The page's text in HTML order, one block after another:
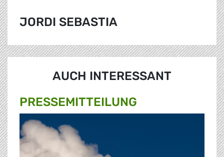
JORDI SEBASTIA
AUCH INTERESSANT
PRESSE­MITTEILUNG